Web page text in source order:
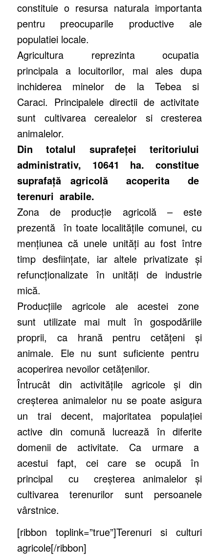
constituie o resursa naturala importanta
pentru preocuparile productive ale
populatiei locale.
Agricultura reprezinta ocupatia
principala a locuitorilor, mai ales dupa
inchiderea minelor de la Tebea si
Caraci. Principalele directii de activitate
sunt cultivarea cerealelor si cresterea
animalelor.
Din totalul suprafeţei teritoriului
administrativ, 10641 ha. constitue
suprafaţă agricolă acoperita de
terenuri arabile.
Zona de producţie agricolă – este
prezentă în toate localităţile comunei, cu
menţiunea că unele unităţi au fost între
timp desfiinţate, iar altele privatizate şi
refuncţionalizate în unităţi de industrie
mică.
Producţiile agricole ale acestei zone
sunt utilizate mai mult în gospodăriile
proprii, ca hrană pentru cetăţeni şi
animale. Ele nu sunt suficiente pentru
acoperirea nevoilor cetăţenilor.
Întrucât din activităţile agricole şi din
creşterea animalelor nu se poate asigura
un trai decent, majoritatea populaţiei
active din comună lucrează în diferite
domenii de activitate. Ca urmare a
acestui fapt, cei care se ocupă în
principal cu creşterea animalelor şi
cultivarea terenurilor sunt persoanele
vârstnice.
[ribbon toplink=”true”]Terenuri si culturi
agricole[/ribbon]